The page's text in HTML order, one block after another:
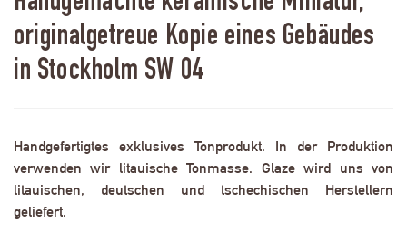
originalgetreue Kopie eines Gebäudes
in Stockholm SW 04
Handgefertigtes exklusives Tonprodukt. In der Produktion
verwenden wir litauische Tonmasse. Glaze wird uns von
litauischen, deutschen und tschechischen Herstellern
geliefert.